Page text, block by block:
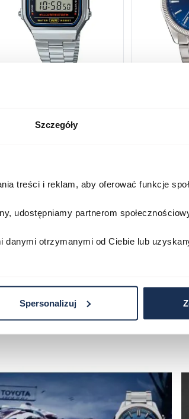
Szczegóły
treści i reklam, aby oferować funkcje
udostępniamy partnerom
danymi otrzymanymi od Ciebie lub
Spersonalizuj
199,00 zł